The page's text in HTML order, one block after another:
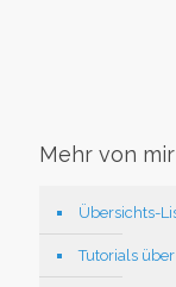
Mehr von
Übersichts-
Tutorials